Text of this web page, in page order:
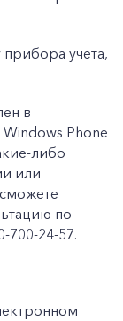
прибора учета,
в
Phone
либо
или
по
700-24-57.